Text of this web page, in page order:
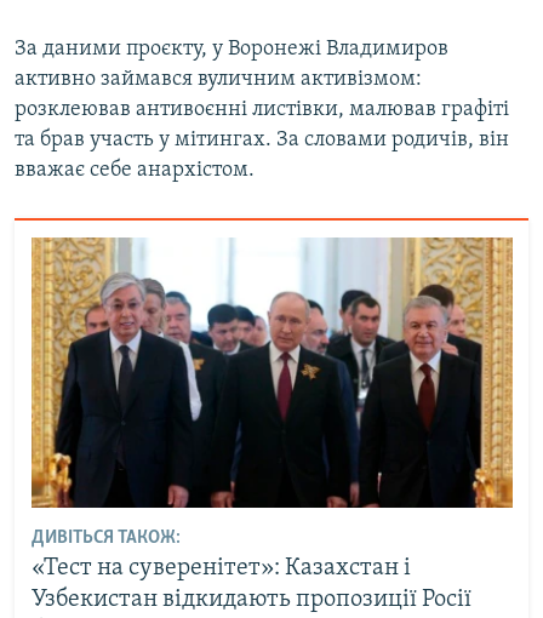
За даними проєкту, у Воронежі Владимиров
активно займався вуличним активізмом:
розклеював антивоєнні листівки, малював графіті
та брав участь у мітингах. За словами родичів, він
вважає себе анархістом.
ДИВІТЬСЯ ТАКОЖ:
«Тест на суверенітет»: Казахстан і
Узбекистан відкидають пропозиції Росії